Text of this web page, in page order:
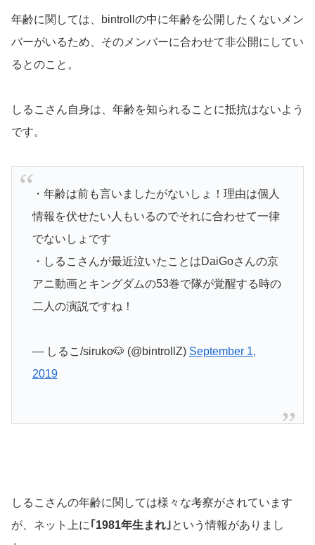
年齢に関しては、bintrollの中に年齢を公開したくないメン
バーがいるため、そのメンバーに合わせて非公開にしてい
るとのこと。
しるこさん自身は、年齢を知られることに抵抗はないよう
です。
・年齢は前も言いましたがないしょ！理由は個人
情報を伏せたい人もいるのでそれに合わせて一律
でないしょです
・しるこさんが最近泣いたことはDaiGoさんの京
アニ動画とキングダムの53巻で隊が覚醒する時の
二人の演説ですね！
— しるこ/siruko🐶 (@bintrollZ) September 1,
2019
しるこさんの年齢に関しては様々な考察がされています
が、ネット上に ｢1981年生まれ｣という情報がありまし